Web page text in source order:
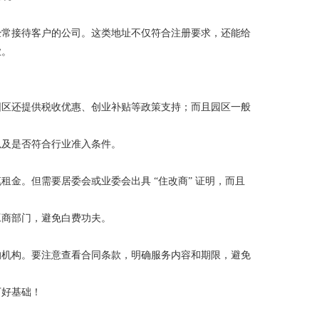
接待客户的公司。这类地址不仅符合注册要求，还能给
还提供税收优惠、创业补贴等政策支持；而且园区一般
是否符合行业准入条件。
。但需要居委会或业委会出具 “住改商” 证明，而且
部门，避免白费功夫。
构。要注意查看合同条款，明确服务内容和期限，避免
基础！